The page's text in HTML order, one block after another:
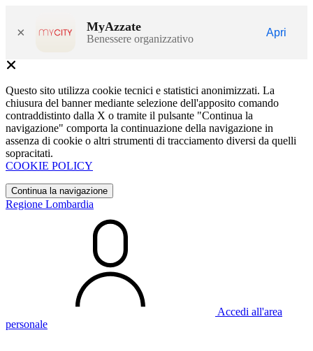
× MyAzzate
Benessere organizzativo
Apri
Questo sito utilizza cookie tecnici e statistici anonimizzati. La
chiusura del banner mediante selezione dell'apposito comando
contraddistinto dalla X o tramite il pulsante "Continua la
navigazione" comporta la continuazione della navigazione in
assenza di cookie o altri strumenti di tracciamento diversi da quelli
sopracitati.
COOKIE POLICY
Continua la navigazione
Regione Lombardia
Accedi all'area
personale